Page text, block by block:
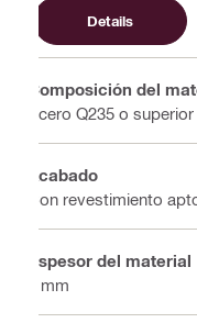
Details
Composición del
Acero Q235 o superior
Acabado
Con revestimiento
Espesor del material
4 mm